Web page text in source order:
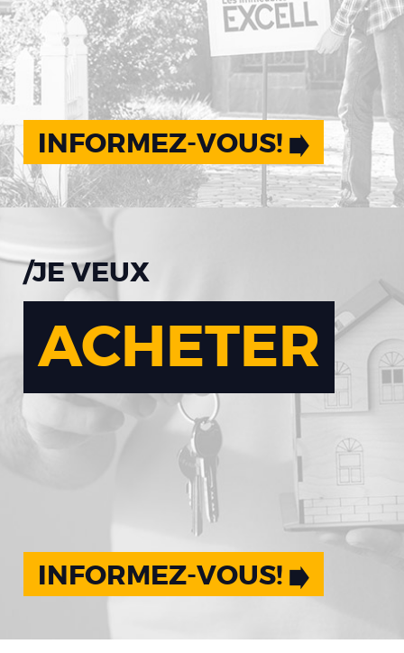
INFORMEZ-VOUS!
/JE VEUX
ACHETER
INFORMEZ-VOUS!